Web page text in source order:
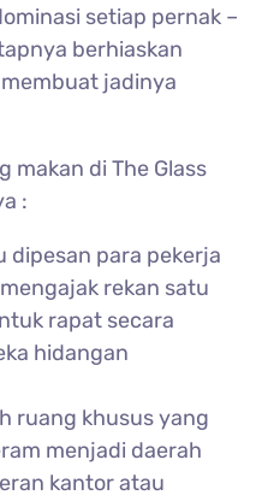
setiap pernak –
berhiaskan
jadinya
makan di The Glass
:
dipesan para pekerja
rekan satu
rapat secara
hidangan
ruang khusus yang
menjadi daerah
kantor atau